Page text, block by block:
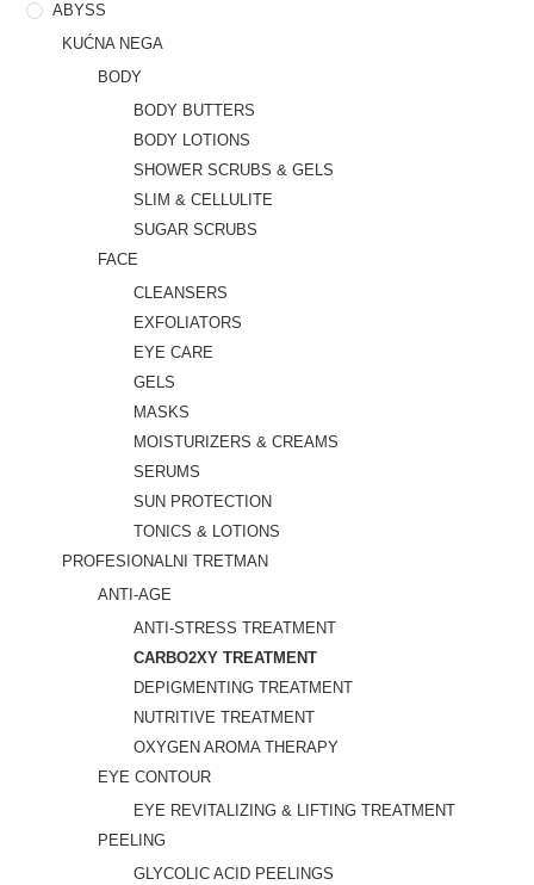
ABYSS
KUĆNA NEGA
BODY
BODY BUTTERS
BODY LOTIONS
SHOWER SCRUBS & GELS
SLIM & CELLULITE
SUGAR SCRUBS
FACE
CLEANSERS
EXFOLIATORS
EYE CARE
GELS
MASKS
MOISTURIZERS & CREAMS
SERUMS
SUN PROTECTION
TONICS & LOTIONS
PROFESIONALNI TRETMAN
ANTI-AGE
ANTI-STRESS TREATMENT
CARBO2XY TREATMENT
DEPIGMENTING TREATMENT
NUTRITIVE TREATMENT
OXYGEN AROMA THERAPY
EYE CONTOUR
EYE REVITALIZING & LIFTING TREATMENT
PEELING
GLYCOLIC ACID PEELINGS